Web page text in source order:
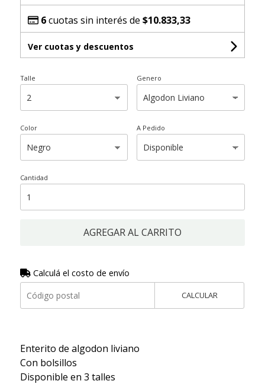
6cuotas sin interés de $10.833,33
Ver cuotas y descuentos
Talle Genero
Color A Pedido
Cantidad
AGREGAR AL CARRITO
Calculá el costo de envío
CALCULAR
Enterito de algodon liviano
Con bolsillos
Disponible en 3 talles